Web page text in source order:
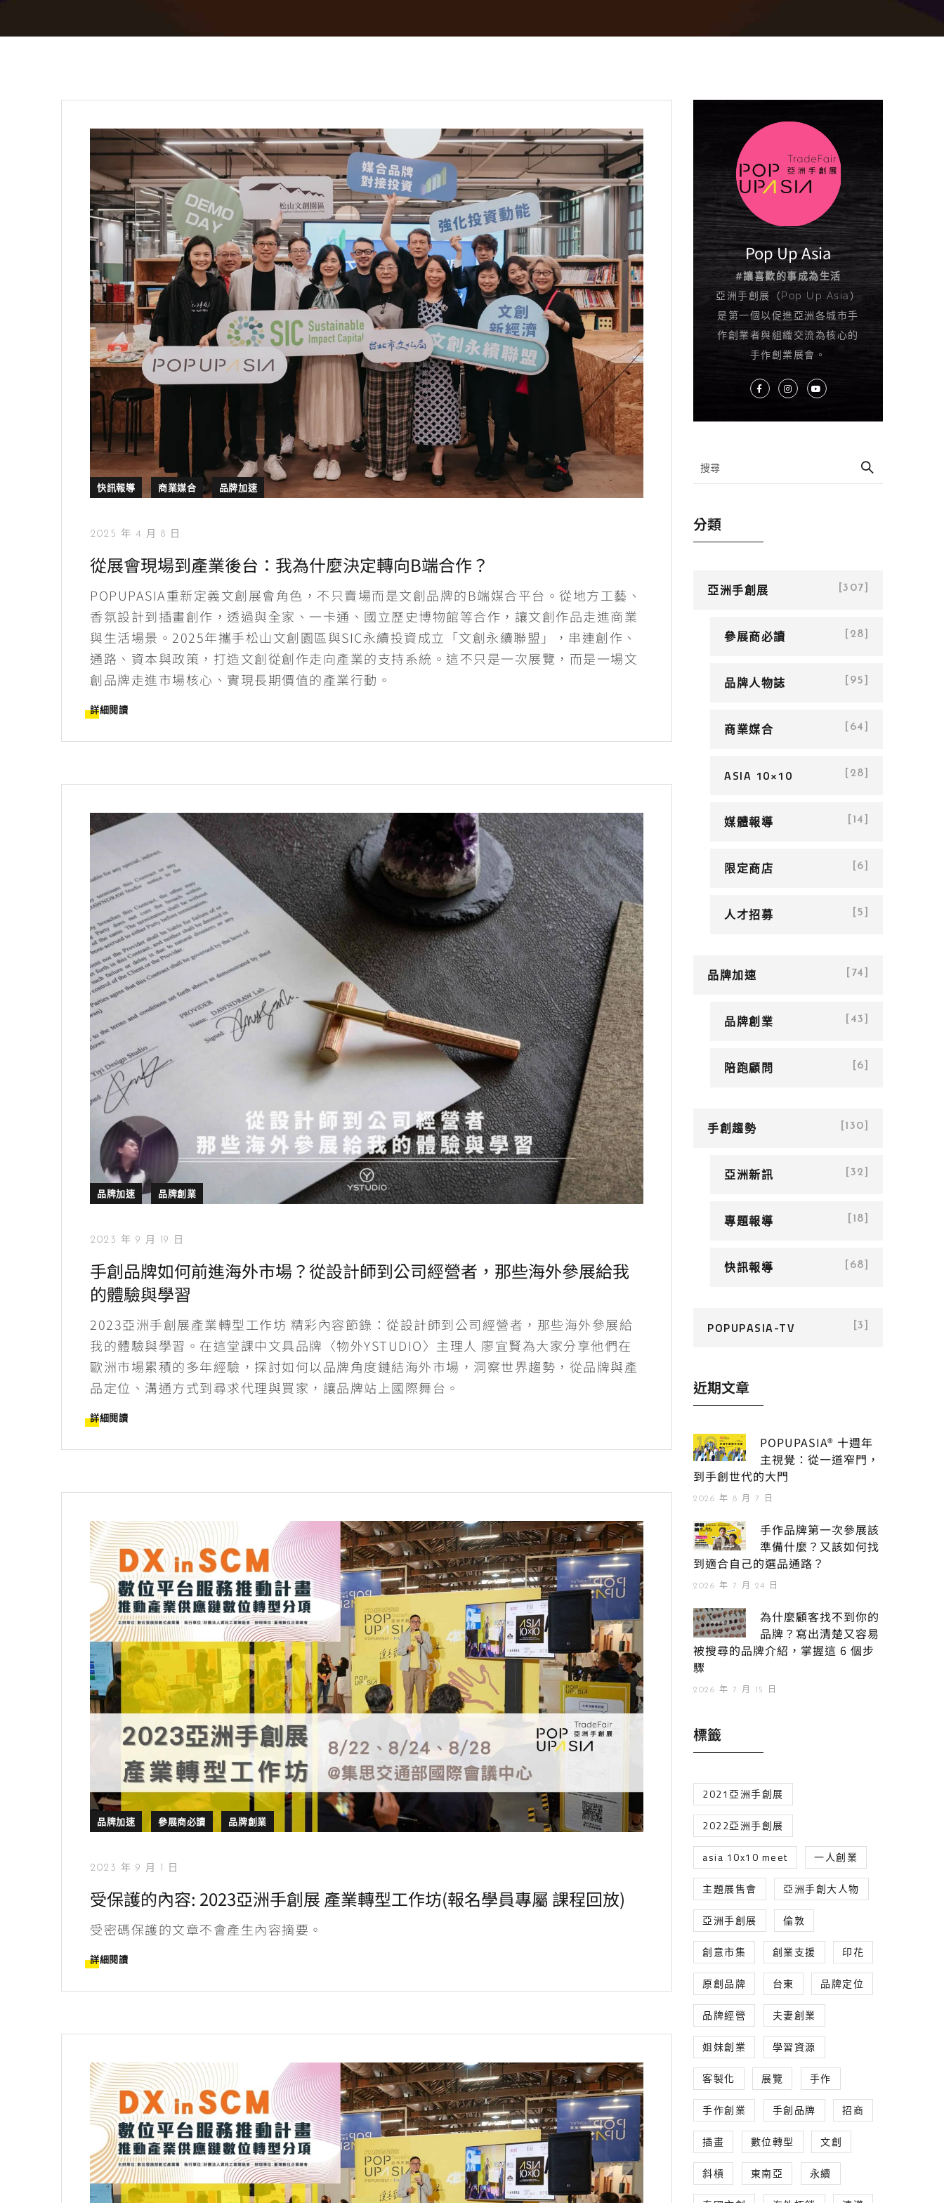
快訊報導 商業媒合 品牌加速
2025 年 4 月 8 日
從展會現場到產業後台：我為什麼決定轉向B端合作？
POPUPASIA重新定義文創展會角色，不只賣場而是文創品牌的B端媒合平台。從地方工藝、
香氛設計到插畫創作，透過與全家、一卡通、國立歷史博物館等合作，讓文創作品走進商業
與生活場景。2025年攜手松山文創園區與SIC永續投資成立「文創永續聯盟」，串連創作、
通路、資本與政策，打造文創從創作走向產業的支持系統。這不只是一次展覽，而是一場文
創品牌走進市場核心、實現長期價值的產業行動。
詳細閱讀
品牌加速 品牌創業
2023 年 9 月 19 日
手創品牌如何前進海外市場？從設計師到公司經營者，那些海外參展給我
的體驗與學習
2023亞洲手創展產業轉型工作坊 精彩內容節錄：從設計師到公司經營者，那些海外參展給
我的體驗與學習。在這堂課中文具品牌〈物外YSTUDIO〉主理人 廖宜賢為大家分享他們在
歐洲市場累積的多年經驗，探討如何以品牌角度鏈結海外市場，洞察世界趨勢，從品牌與產
品定位、溝通方式到尋求代理與買家，讓品牌站上國際舞台。
詳細閱讀
品牌加速 參展商必讀 品牌創業
2023 年 9 月 1 日
受保護的內容: 2023亞洲手創展 產業轉型工作坊(報名學員專屬 課程回放)
受密碼保護的文章不會產生內容摘要。
詳細閱讀
Pop Up Asia
#讓喜歡的事成為生活
亞洲手創展（Pop Up Asia）
是第一個以促進亞洲各城市手
作創業者與組織交流為核心的
手作創業展會。
分類
亞洲手創展 [307]
參展商必讀 [28]
品牌人物誌 [95]
商業媒合 [64]
ASIA 10×10 [28]
媒體報導 [14]
限定商店 [6]
人才招募 [5]
品牌加速 [74]
品牌創業 [43]
陪跑顧問 [6]
手創趨勢 [130]
亞洲新訊 [32]
專題報導 [18]
快訊報導 [68]
POPUPASIA-TV [3]
近期文章
POPUPASIA® 十週年
主視覺：從一道窄門，
到手創世代的大門
2026 年 8 月 7 日
手作品牌第一次參展該
準備什麼？又該如何找
到適合自己的選品通路？
2026 年 7 月 24 日
為什麼顧客找不到你的
品牌？寫出清楚又容易
被搜尋的品牌介紹，掌握這 6 個步
驟
2026 年 7 月 15 日
標籤
2021亞洲手創展
2022亞洲手創展
asia 10x10 meet 一人創業
主題展售會 亞洲手創大人物
亞洲手創展 倫敦
創意市集 創業支援 印花
原創品牌 台東 品牌定位
品牌經營 夫妻創業
姐妹創業 學習資源
客製化 展覽 手作
手作創業 手創品牌 招商
插畫 數位轉型 文創
斜槓 東南亞 永續